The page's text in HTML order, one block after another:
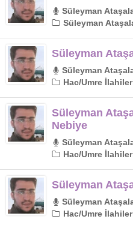
Süleyman
Süleyman
Süleyman
Süleyman
Hac/Umre
Süleyman
Nebiye
Süleyman
Hac/Umre
Süleyman
Süleyman
Hac/Umre